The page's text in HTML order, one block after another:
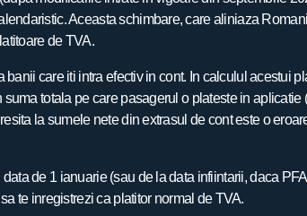
Aceasta schimbare, care aliniaza
de TVA.
care iti intra efectiv in cont. In calculul acestui
totala pe care pasagerul o plateste in
la sumele nete din extrasul de cont este o
de 1 ianuarie (sau de la data infiintarii, daca
te inregistrezi ca platitor normal de TVA.